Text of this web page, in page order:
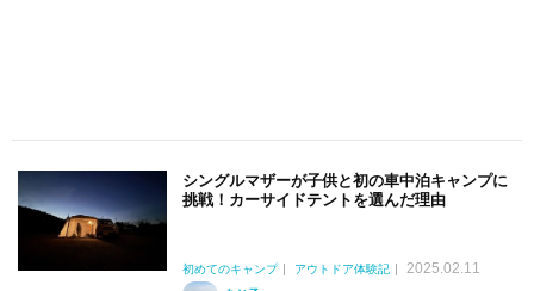
シングルマザーが子供と初の車中泊キャンプに
挑戦！カーサイドテントを選んだ理由
初めてのキャンプ アウトドア体験記
2025.02.11